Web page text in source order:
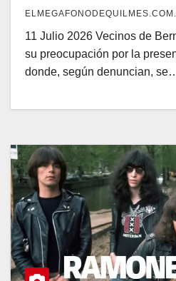
11 Julio 2026 Vecinos de
su preocupación por la
donde, según denuncian,